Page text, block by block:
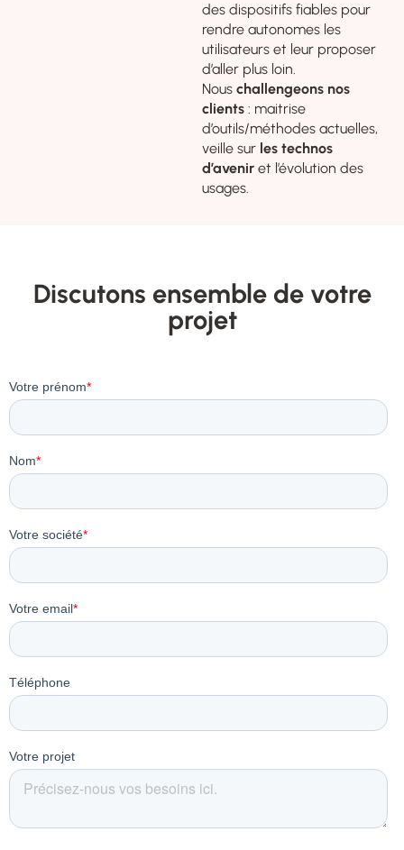
des dispositifs fiables pour
rendre autonomes les
utilisateurs et leur proposer
d’aller plus loin.
Nous challengeons nos
clients : maitrise
d’outils/méthodes actuelles,
veille sur les technos
d’avenir et l’évolution des
usages.
Discutons ensemble de votre
projet​